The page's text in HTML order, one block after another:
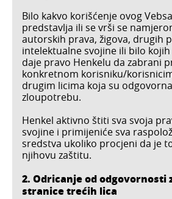
Bilo kakvo korišćenje ovog
predstavlja ili se vrši se
autorskih prava, žigova, drugih
intelektualne svojine ili bilo
daje pravo Henkelu da zabrani
konkretnom korisniku/
drugim licima koja su
zloupotrebu.
Henkel aktivno štiti sva svoja
svojine i primijeniće sva
sredstva ukoliko procjeni da je
njihovu zaštitu.
2. Odricanje od odgovornosti
stranice trećih lica